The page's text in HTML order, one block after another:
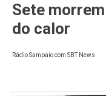
Sete
do calor
Rádio Sampaio com SBT News